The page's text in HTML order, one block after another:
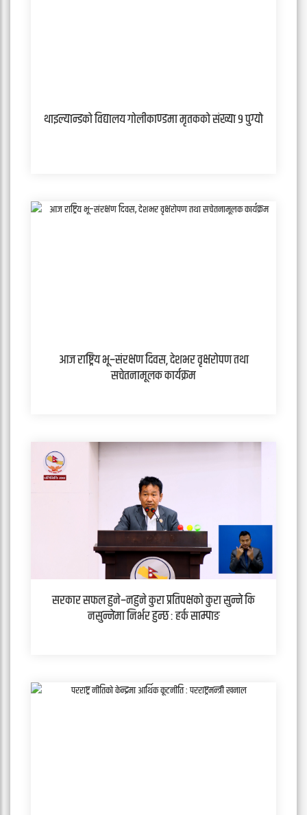
थाइल्यान्डको विद्यालय गोलीकाण्डमा मृतकको संख्या ९ पुग्यो
आज राष्ट्रिय भू–संरक्षण दिवस, देशभर वृक्षरोपण तथा
सचेतनामूलक कार्यक्रम
सरकार सफल हुने–नहुने कुरा प्रतिपक्षको कुरा सुन्ने कि
नसुन्नेमा निर्भर हुन्छ : हर्क साम्पाङ